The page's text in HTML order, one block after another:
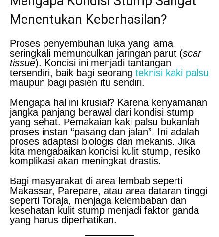
Menentukan Keberhasilan?
Proses penyembuhan luka yang lama
seringkali memunculkan jaringan parut (scar
tissue). Kondisi ini menjadi tantangan
tersendiri, baik bagi seorang teknisi kaki palsu
maupun bagi pasien itu sendiri.
Mengapa hal ini krusial? Karena kenyamanan
jangka panjang berawal dari kondisi stump
yang sehat. Pemakaian kaki palsu bukanlah
proses instan “pasang dan jalan”. Ini adalah
proses adaptasi biologis dan mekanis. Jika
kita mengabaikan kondisi kulit stump, resiko
komplikasi akan meningkat drastis.
Bagi masyarakat di area lembab seperti
Makassar, Parepare, atau area dataran tinggi
seperti Toraja, menjaga kelembaban dan
kesehatan kulit stump menjadi faktor ganda
yang harus diperhatikan.